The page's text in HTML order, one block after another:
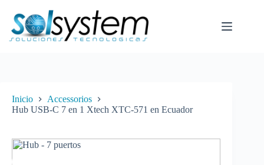
contenido
Inicio
Accessorios
Hub USB-C 7 en 1 Xtech XTC-571 en Ecuador